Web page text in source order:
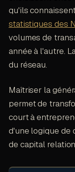
qu'ils
statistiques des
volumes de
année à l'autre.
du réseau.
Maîtriser la
permet de
court à
d'une logique de
de capital